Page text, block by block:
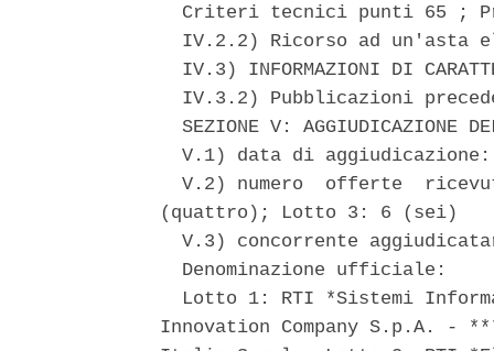
Criteri tecnici punti 65 ;
IV.2.2) Ricorso ad un'asta
IV.3) INFORMAZIONI DI
IV.3.2) Pubblicazioni
SEZIONE V: AGGIUDICAZIONE
V.1) data di
V.2) numero  offerte
(quattro); Lotto 3: 6 (sei)
V.3) concorrente
  Denominazione ufficiale:
Lotto 1: RTI *Sistemi
Innovation Company S.p.A. -